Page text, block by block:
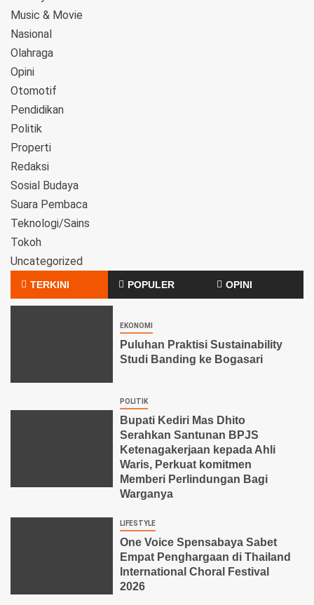
Music & Movie
Nasional
Olahraga
Opini
Otomotif
Pendidikan
Politik
Properti
Redaksi
Sosial Budaya
Suara Pembaca
Teknologi/Sains
Tokoh
Uncategorized
TERKINI POPULER OPINI
EKONOMI
Puluhan Praktisi Sustainability
Studi Banding ke Bogasari
POLITIK
Bupati Kediri Mas Dhito
Serahkan Santunan BPJS
Ketenagakerjaan kepada Ahli
Waris, Perkuat komitmen
Memberi Perlindungan Bagi
Warganya
LIFESTYLE
One Voice Spensabaya Sabet
Empat Penghargaan di Thailand
International Choral Festival
2026